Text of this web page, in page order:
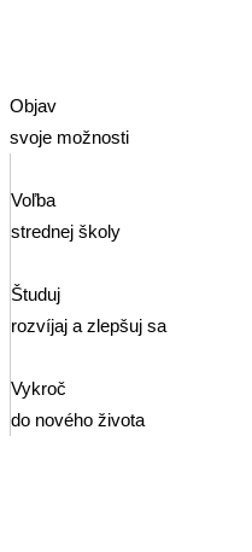
Objav
svoje možnosti
Voľba
strednej školy
Študuj
rozvíjaj a zlepšuj sa
Vykroč
do nového života